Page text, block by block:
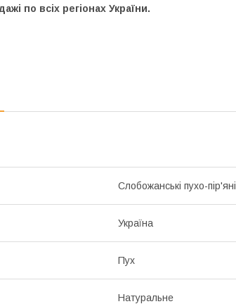
по всіх регіонах України.
Слобожанські пухо-
Україна
Пух
Натуральне